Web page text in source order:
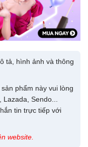
tả, hình ảnh và thông
phẩm này vui lòng
Sendo...
tin trực tiếp với
website.